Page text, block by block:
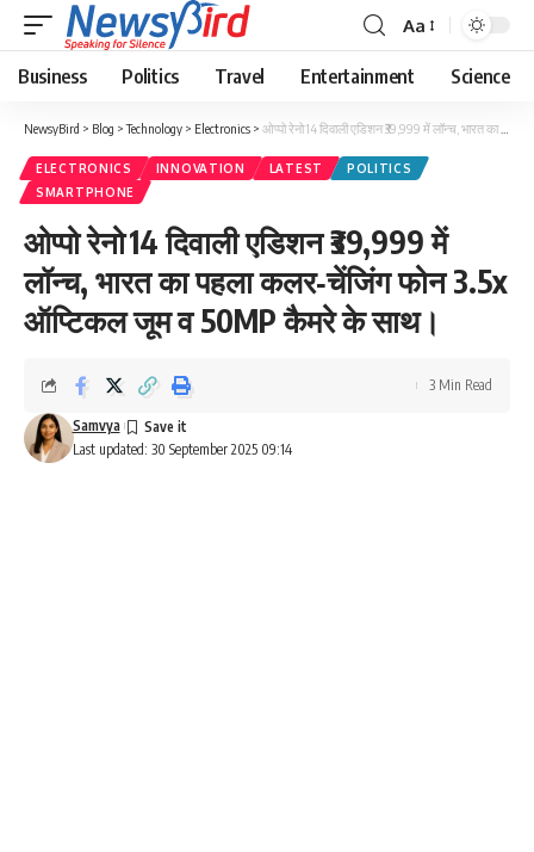
Aa
Business Politics Travel Entertainment Science
NewsyBird > Blog >Technology > Electronics > ओप्पो रेनो 14 दिवाली एडिशन ₹39,999 में लॉन्च, भारत का पहला कलर‑चेंजिंग फोन 3.5x ऑप्टिकल जूम व 50MP कैमरे के साथ।
ELECTRONICS INNOVATION LATEST
POLITICS
SMARTPHONE
ओप्पो रेनो 14 दिवाली एडिशन ₹39,999 में
लॉन्च, भारत का पहला कलर‑चेंजिंग फोन 3.5x
ऑप्टिकल जूम व 50MP कैमरे के साथ।
Last updated: 30 September 2025 09:14
Samvya
3 Min Read